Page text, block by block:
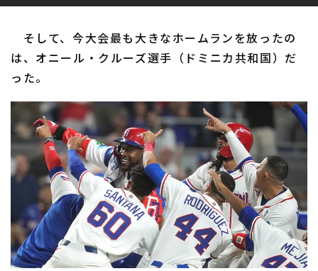
そして、今大会最も大きなホームランを放ったの
は、オニール・クルーズ選手（ドミニカ共和国）だ
った。